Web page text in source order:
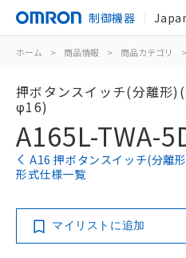
制御機器
ホーム > 商品情報 > 商品カテゴリ >
押ボタンスイッチ(分離形
φ16)
A165L-TWA-
A16 押ボタンスイッチ(分離
形式仕様一覧
マイリストに追加